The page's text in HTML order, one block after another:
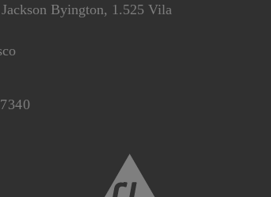
Byington, 1.525 Vila